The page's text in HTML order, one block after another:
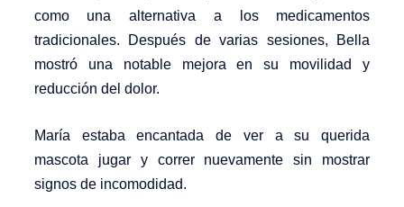
como una alternativa a los medicamentos
tradicionales. Después de varias sesiones, Bella
mostró una notable mejora en su movilidad y
reducción del dolor.
María estaba encantada de ver a su querida
mascota jugar y correr nuevamente sin mostrar
signos de incomodidad.